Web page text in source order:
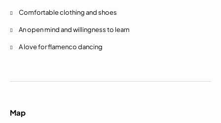
Comfortable clothing and shoes
An open mind and willingness to learn
A love for flamenco dancing
Map